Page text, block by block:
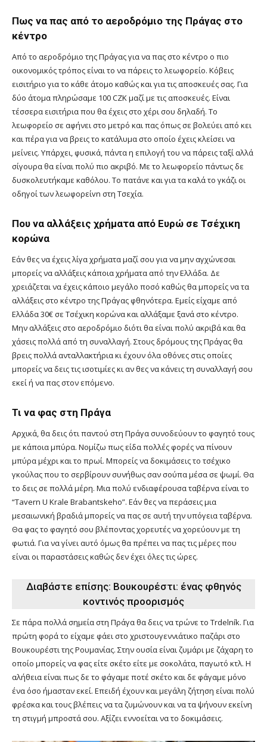
Πως να πας από το αεροδρόμιο της Πράγας στο
κέντρο
Από το αεροδρόμιο της Πράγας για να πας στο κέντρο ο πιο
οικονομικός τρόπος είναι το να πάρεις το λεωφορείο. Κόβεις
εισιτήριο για το κάθε άτομο καθώς και για τις αποσκευές σας. Για
δύο άτομα πληρώσαμε 100 CZK μαζί με τις αποσκευές. Είναι
τέσσερα εισιτήρια που θα έχεις στο χέρι σου δηλαδή. Το
λεωφορείο σε αφήνει στο μετρό και πας όπως σε βολεύει από κει
και πέρα για να βρεις το κατάλυμα στο οποίο έχεις κλείσει να
μείνεις. Υπάρχει, φυσικά, πάντα η επιλογή του να πάρεις ταξί αλλά
σίγουρα θα είναι πολύ πιο ακριβό. Με το λεωφορείο πάντως δε
δυσκολευτήκαμε καθόλου. Το πατάνε και για τα καλά το γκάζι οι
οδηγοί των λεωφορείvn στη Τσεχία.
Που να αλλάξεις χρήματα από Ευρώ σε Τσέχικη
κορώνα
Εάν θες να έχεις λίγα χρήματα μαζί σου για να μην αγχώνεσαι
μπορείς να αλλάξεις κάποια χρήματα από την Ελλάδα. Δε
χρειάζεται να έχεις κάποιο μεγάλο ποσό καθώς θα μπορείς να τα
αλλάξεις στο κέντρο της Πράγας φθηνότερα. Εμείς είχαμε από
Ελλάδα 30€ σε Τσέχικη κορώνα και αλλάξαμε ξανά στο κέντρο.
Μην αλλάξεις στο αεροδρόμιο διότι θα είναι πολύ ακριβά και θα
χάσεις πολλά από τη συναλλαγή. Στους δρόμους της Πράγας θα
βρεις πολλά ανταλλακτήρια κι έχουν όλα οθόνες στις οποίες
μπορείς να δεις τις ισοτιμίες κι αν θες να κάνεις τη συναλλαγή σου
εκεί ή να πας στον επόμενο.
Τι να φας στη Πράγα
Αρχικά, θα δεις ότι παντού στη Πράγα συνοδεύουν το φαγητό τους
με κάποια μπύρα. Νομίζω πως είδα πολλές φορές να πίνουν
μπύρα μέχρι και το πρωί. Μπορείς να δοκιμάσεις το τσέχικο
γκούλας που το σερβίρουν συνήθως σαν σούπα μέσα σε ψωμί. Θα
το δεις σε πολλά μέρη. Μια πολύ ενδιαφέρουσα ταβέρνα είναι το
“Tavern U Krale Brabantskeho”. Εάν θες να περάσεις μια
μεσαιωνική βραδιά μπορείς να πας σε αυτή την υπόγεια ταβέρνα.
Θα φας το φαγητό σου βλέποντας χορευτές να χορεύουν με τη
φωτιά. Για να γίνει αυτό όμως θα πρέπει να πας τις μέρες που
είναι οι παραστάσεις καθώς δεν έχει όλες τις ώρες.
Διαβάστε επίσης: Βουκουρέστι: ένας φθηνός
κοντινός προορισμός
Σε πάρα πολλά σημεία στη Πράγα θα δεις να τρώνε το Trdelník. Για
πρώτη φορά το είχαμε φάει στο χριστουγεννιάτικο παζάρι στο
Βουκουρέστι της Ρουμανίας. Στην ουσία είναι ζυμάρι με ζάχαρη το
οποίο μπορείς να φας είτε σκέτο είτε με σοκολάτα, παγωτό κτλ. Η
αλήθεια είναι πως δε το φάγαμε ποτέ σκέτο και δε φάγαμε μόνο
ένα όσο ήμασταν εκεί. Επειδή έχουν και μεγάλη ζήτηση είναι πολύ
φρέσκα και τους βλέπεις να τα ζυμώνουν και να τα ψήνουν εκείνη
τη στιγμή μπροστά σου. Αξίζει εννοείται να το δοκιμάσεις.